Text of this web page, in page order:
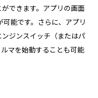
できます。アプリの画面
能です。さらに、アプリ
ジンスイッチ（またはパ
マを始動することも可能